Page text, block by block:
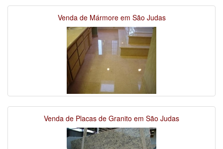
Venda de Mármore em São Judas
Venda de Placas de Granito em São Judas